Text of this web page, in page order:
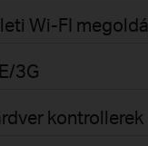
Wi-FI
3G
kontrollerek